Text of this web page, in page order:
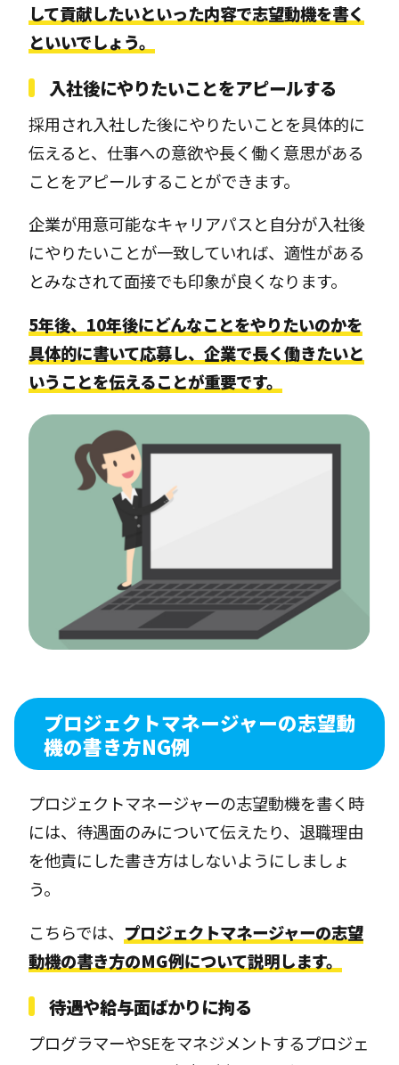
して貢献したいといった内容で志望動機を書く
といいでしょう。
入社後にやりたいことをアピールする
採用され入社した後にやりたいことを具体的に
伝えると、仕事への意欲や長く働く意思がある
ことをアピールすることができます。
企業が用意可能なキャリアパスと自分が入社後
にやりたいことが一致していれば、適性がある
とみなされて面接でも印象が良くなります。
5年後、10年後にどんなことをやりたいのかを
具体的に書いて応募し、企業で長く働きたいと
いうことを伝えることが重要です。
プロジェクトマネージャーの志望動
機の書き方NG例
プロジェクトマネージャーの志望動機を書く時
には、待遇面のみについて伝えたり、退職理由
を他責にした書き方はしないようにしましょ
う。
こちらでは、 プロジェクトマネージャーの志望
動機の書き方のMG例について説明します。
待遇や給与面ばかりに拘る
プログラマーやSEをマネジメントするプロジェ